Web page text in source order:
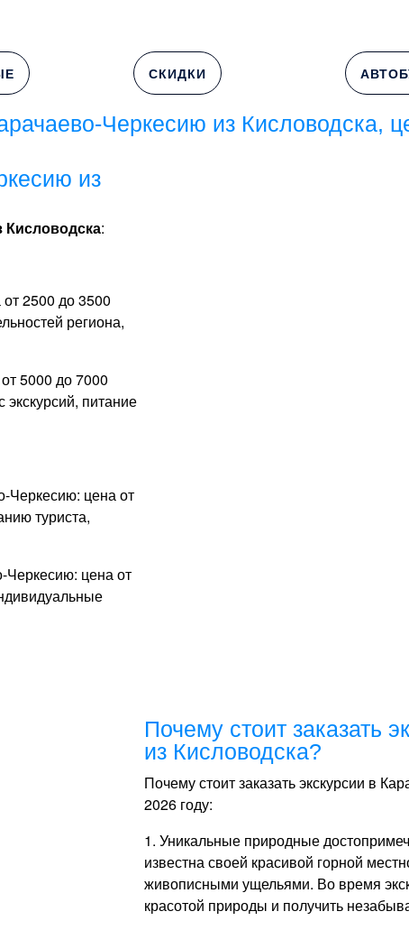
СКИДКИ
Черкесию из Кисловодска,
из
Кисловодска:
2500 до 3500
региона,
5000 до 7000
питание
Черкесию: цена от
туриста,
Черкесию: цена от
Почему стоит заказать
из Кисловодска?
Почему стоит заказать экскурсии в
2026 году:
1. Уникальные природные
известна своей красивой горной
живописными ущельями. Во время
красотой природы и получить